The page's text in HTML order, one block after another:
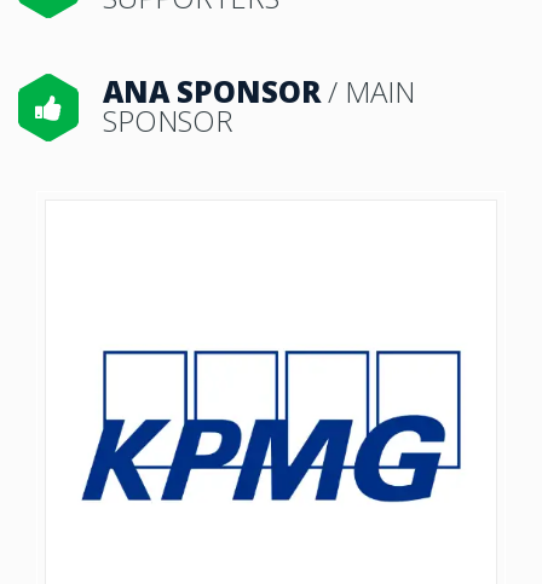
ANA SPONSOR/ MAIN
SPONSOR